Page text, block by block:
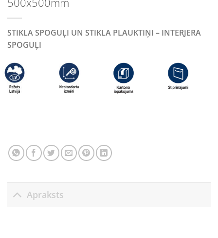
STIKLA SPOGUĻI UN STIKLA PLAUKTIŅI – INTERJERA
SPOGUĻI
Apraksts